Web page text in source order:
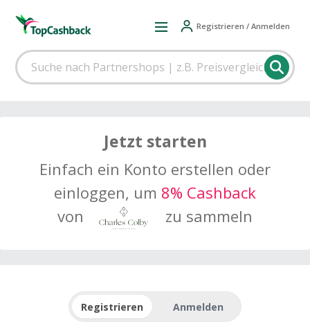
Registrieren / Anmelden
Jetzt starten
Einfach ein Konto erstellen oder
einloggen, um 8% Cashback
von
zu sammeln
Registrieren Anmelden